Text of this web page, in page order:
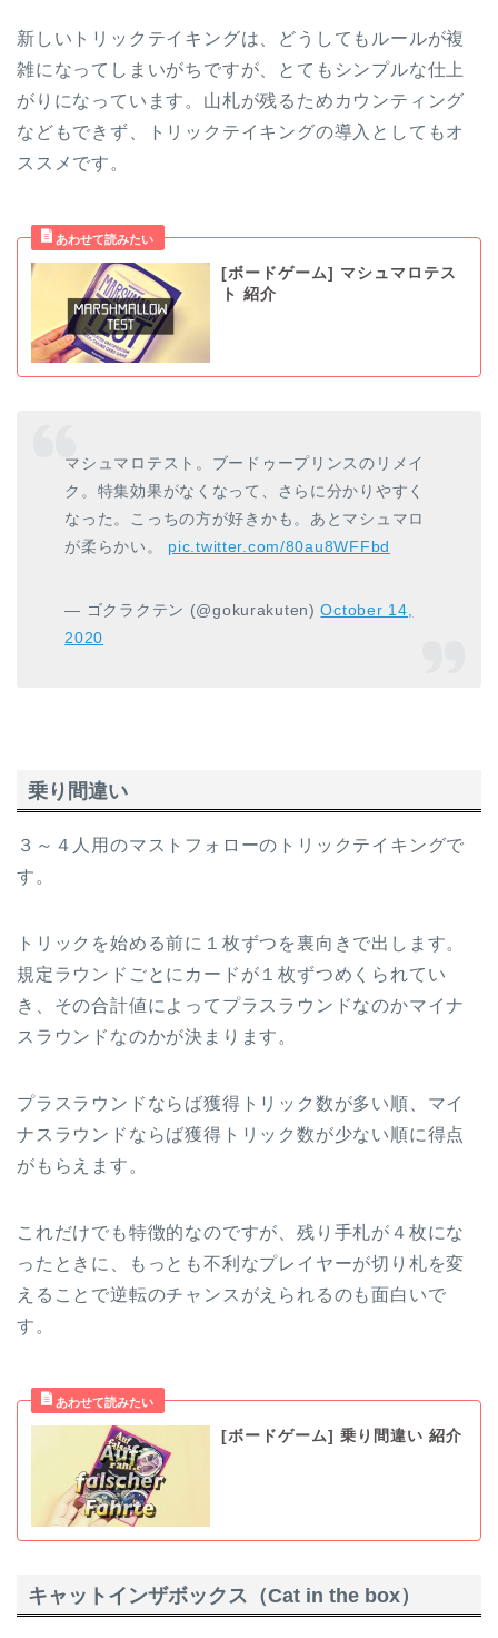
新しいトリックテイキングは、どうしてもルールが複
雑になってしまいがちですが、とてもシンプルな仕上
がりになっています。山札が残るためカウンティング
などもできず、トリックテイキングの導入としてもオ
ススメです。
[ボードゲーム] マシュマロテス
ト 紹介
マシュマロテスト。ブードゥープリンスのリメイ
ク。特集効果がなくなって、さらに分かりやすく
なった。こっちの方が好きかも。あとマシュマロ
が柔らかい。 pic.twitter.com/80au8WFFbd
— ゴクラクテン (@gokurakuten)October 14,
2020
乗り間違い
３～４人用のマストフォローのトリックテイキングで
す。
トリックを始める前に１枚ずつを裏向きで出します。
規定ラウンドごとにカードが１枚ずつめくられてい
き、その合計値によってプラスラウンドなのかマイナ
スラウンドなのかが決まります。
プラスラウンドならば獲得トリック数が多い順、マイ
ナスラウンドならば獲得トリック数が少ない順に得点
がもらえます。
これだけでも特徴的なのですが、残り手札が４枚にな
ったときに、もっとも不利なプレイヤーが切り札を変
えることで逆転のチャンスがえられるのも面白いで
す。
[ボードゲーム] 乗り間違い 紹介
キャットインザボックス（Cat in the box）